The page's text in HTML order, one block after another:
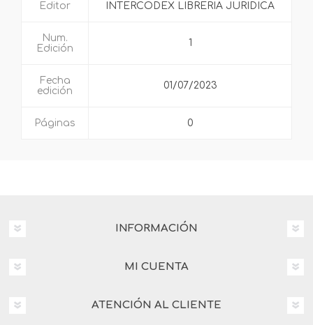
Editor INTERCODEX LIBRERIA JURIDICA
Num.
Edición
1
Fecha
edición
01/07/2023
Páginas 0
INFORMACIÓN
MI CUENTA
ATENCIÓN AL CLIENTE